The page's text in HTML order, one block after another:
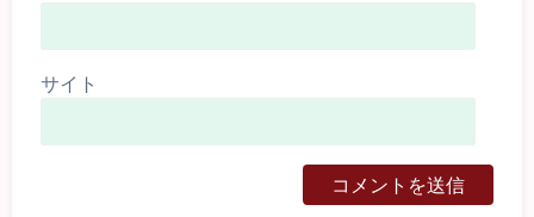
サイト